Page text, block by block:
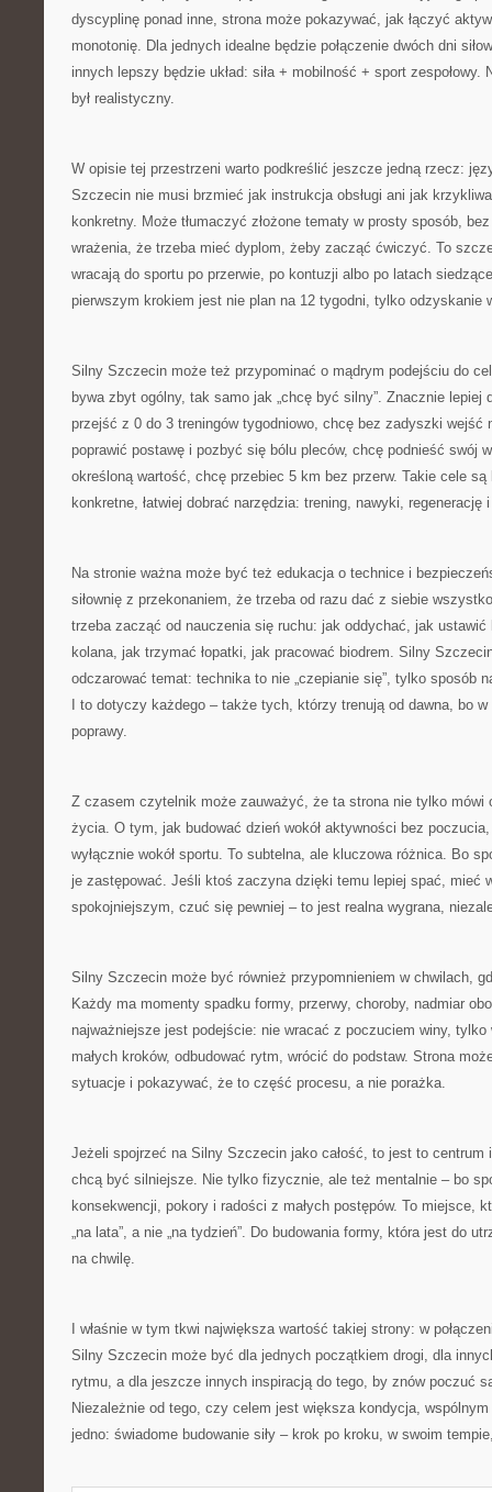
dyscyplinę ponad inne, strona może pokazywać, jak łączyć
monotonię. Dla jednych idealne będzie połączenie dwóch dni
innych lepszy będzie układ: siła + mobilność + sport
był realistyczny.
W opisie tej przestrzeni warto podkreślić jeszcze jedną rzecz:
Szczecin nie musi brzmieć jak instrukcja obsługi ani jak
konkretny. Może tłumaczyć złożone tematy w prosty sposób,
wrażenia, że trzeba mieć dyplom, żeby zacząć ćwiczyć. To
wracają do sportu po przerwie, po kontuzji albo po latach
pierwszym krokiem jest nie plan na 12 tygodni, tylko odzyskanie
Silny Szczecin może też przypominać o mądrym podejściu do
bywa zbyt ogólny, tak samo jak „chcę być silny”. Znacznie lepiej
przejść z 0 do 3 treningów tygodniowo, chcę bez zadyszki wejść
poprawić postawę i pozbyć się bólu pleców, chcę podnieść swój
określoną wartość, chcę przebiec 5 km bez przerw. Takie cele
konkretne, łatwiej dobrać narzędzia: trening, nawyki, regenerację
Na stronie ważna może być też edukacja o technice i
siłownię z przekonaniem, że trzeba od razu dać z siebie
trzeba zacząć od nauczenia się ruchu: jak oddychać, jak ustawić
kolana, jak trzymać łopatki, jak pracować biodrem. Silny
odczarować temat: technika to nie „czepianie się”, tylko sposób
I to dotyczy każdego – także tych, którzy trenują od dawna, bo
poprawy.
Z czasem czytelnik może zauważyć, że ta strona nie tylko mówi
życia. O tym, jak budować dzień wokół aktywności bez
wyłącznie wokół sportu. To subtelna, ale kluczowa różnica. Bo
je zastępować. Jeśli ktoś zaczyna dzięki temu lepiej spać, mieć
spokojniejszym, czuć się pewniej – to jest realna wygrana,
Silny Szczecin może być również przypomnieniem w chwilach,
Każdy ma momenty spadku formy, przerwy, choroby, nadmiar
najważniejsze jest podejście: nie wracać z poczuciem winy,
małych kroków, odbudować rytm, wrócić do podstaw. Strona
sytuacje i pokazywać, że to część procesu, a nie porażka.
Jeżeli spojrzeć na Silny Szczecin jako całość, to jest to centrum
chcą być silniejsze. Nie tylko fizycznie, ale też mentalnie – bo
konsekwencji, pokory i radości z małych postępów. To miejsce,
„na lata”, a nie „na tydzień”. Do budowania formy, która jest do
na chwilę.
I właśnie w tym tkwi największa wartość takiej strony: w
Silny Szczecin może być dla jednych początkiem drogi, dla
rytmu, a dla jeszcze innych inspiracją do tego, by znów poczuć
Niezależnie od tego, czy celem jest większa kondycja,
jedno: świadome budowanie siły – krok po kroku, w swoim